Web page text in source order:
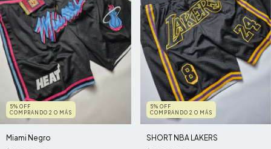
5% OFF
COMPRANDO 2 O MÁS
Miami Negro
5% OFF
COMPRANDO 2 O MÁS
SHORT NBA LAKERS